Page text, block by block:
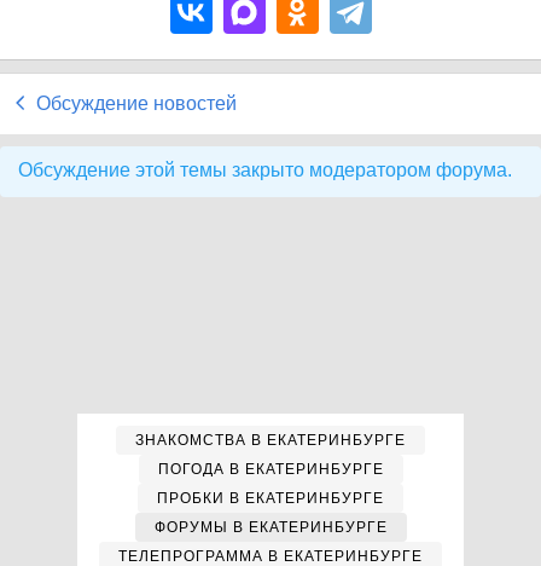
Обсуждение новостей
Обсуждение этой темы закрыто модератором форума.
ЗНАКОМСТВА В ЕКАТЕРИНБУРГЕ
ПОГОДА В ЕКАТЕРИНБУРГЕ
ПРОБКИ В ЕКАТЕРИНБУРГЕ
ФОРУМЫ В ЕКАТЕРИНБУРГЕ
ТЕЛЕПРОГРАММА В ЕКАТЕРИНБУРГЕ